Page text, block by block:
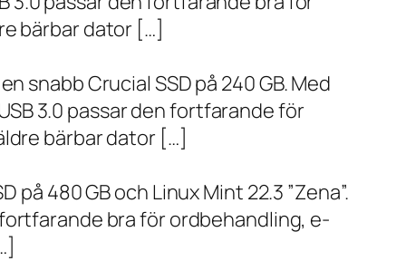
bärbar dator […]
snabb Crucial SSD på 240 GB. Med
3.0 passar den fortfarande för
bärbar dator […]
480 GB och Linux Mint 22.3 ”Zena”.
bra för ordbehandling, e-